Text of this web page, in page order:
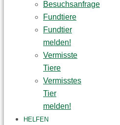
Besuchsanfrage
Fundtiere
Fundtier
melden!
Vermisste
Tiere
Vermisstes
Tier
melden!
HELFEN